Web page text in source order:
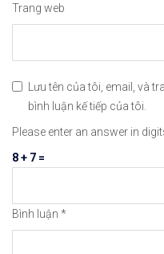
Trang web
Lưu tên của tôi, email, và
bình luận kế tiếp của tôi.
Please enter an answer in
8 + 7 =
Bình luận *